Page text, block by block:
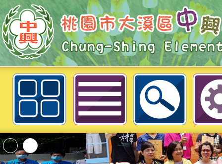
「帳戶四不運動『不寄、不給、不
人頭戶 財產你我護」-桃園市大溪